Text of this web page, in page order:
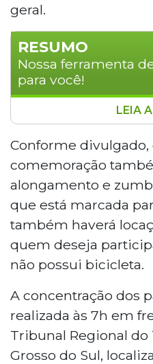
geral.
RESUMO
Nossa ferramenta
para você!
Para comemorar o
tribunais de Mato
promoverão um
domingo (20). O
magistrados,
familiares e público
com aulas de
antes da largada às
será às 7h em frente
inscrição gratuita. A
recomenda roupas
protetor solar e
passeio.
LEIA
Conforme divulgado,
comemoração
alongamento e
que está marcada
também haverá
quem deseja
não possui bicicleta.
A concentração dos
realizada às 7h em
Tribunal Regional do
Grosso do Sul,